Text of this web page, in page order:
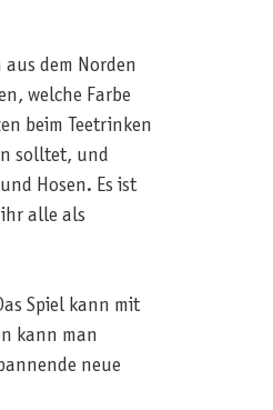
dem Norden
welche Farbe
beim Teetrinken
solltet, und
Hosen. Es ist
alle als
Spiel kann mit
kann man
neue